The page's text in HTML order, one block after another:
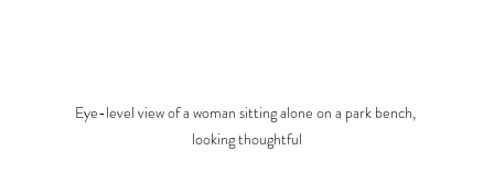
Eye-level view of a woman sitting alone on a park bench,
looking thoughtful